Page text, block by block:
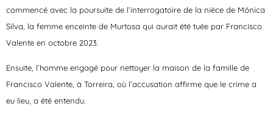
commencé avec la poursuite de l’interrogatoire de la nièce de Mónica
Silva, la femme enceinte de Murtosa qui aurait été tuée par Francisco
Valente en octobre 2023.
Ensuite, l’homme engagé pour nettoyer la maison de la famille de
Francisco Valente, à Torreira, où l’accusation affirme que le crime a
eu lieu, a été entendu.